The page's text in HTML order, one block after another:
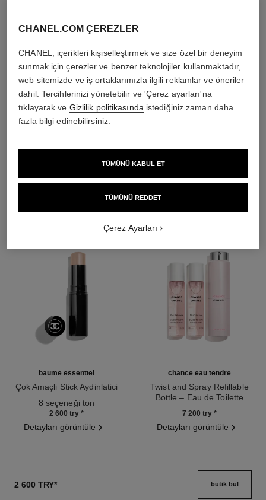
THE PERFECT MATCH
baume essentiel
Çok Amaçli Stick Aydinlatici
8 seçeneği ton
2 600 try *
Detayları görüntüle
chance eau tendre
Twist and Spray Refillable
Bottle – Eau de Toilette
7 200 try *
Detayları görüntüle
2 600 TRY* butik bul
CHANEL.COM ÇEREZLER
CHANEL, içerikleri kişiselleştirmek ve size özel bir deneyim
sunmak için çerezler ve benzer teknolojiler kullanmaktadır,
web sitemizde ve iş ortaklarımızla ilgili reklamlar ve öneriler
dahil. Tercihlerinizi yönetebilir ve 'Çerez ayarları'na
tıklayarak ve Gizlilik politikasında istediğiniz zaman daha
fazla bilgi edinebilirsiniz.
TÜMÜNÜ REDDET
TÜMÜNÜ KABUL ET
Çerez Ayarları